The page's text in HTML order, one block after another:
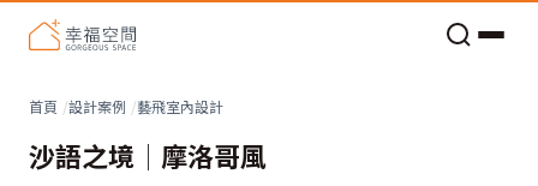
首頁 設計案例 藝飛室內設計
沙語之境│摩洛哥風